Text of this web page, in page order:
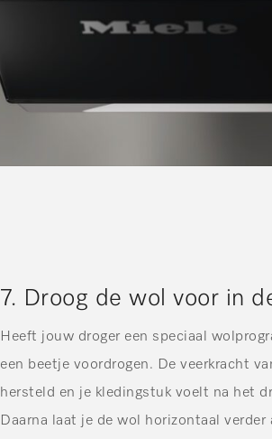
7. Droog de wol voor in
Heeft jouw droger een speciaal
een beetje voordrogen. De veerkracht
hersteld en je kledingstuk voelt na het
Daarna laat je de wol horizontaal verder